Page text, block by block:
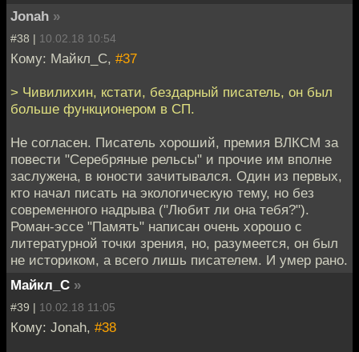
Jonah »
#38 | 10.02.18 10:54
Кому: Майкл_С, #37
> Чивилихин, кстати, бездарный писатель, он был
больше функционером в СП.
Не согласен. Писатель хороший, премия ВЛКСМ за
повести "Серебряные рельсы" и прочие им вполне
заслужена, в юности зачитывался. Один из первых,
кто начал писать на экологическую тему, но без
современного надрыва ("Любит ли она тебя?").
Роман-эссе "Память" написан очень хорошо с
литературной точки зрения, но, разумеется, он был
не историком, а всего лишь писателем. И умер рано.
Майкл_С »
#39 | 10.02.18 11:05
Кому: Jonah, #38